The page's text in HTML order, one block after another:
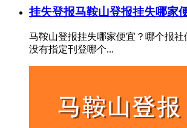
挂失登报马鞍山登报挂失哪家
马鞍山登报挂失哪家便宜？哪个报
没有指定刊登哪个...